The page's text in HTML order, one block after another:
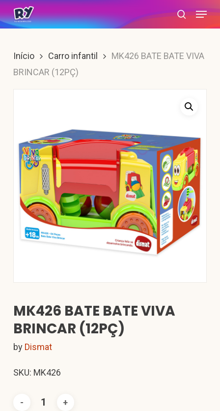
Skip
to
content
search
Menu
Início Carro infantil
MK426 BATE BATE VIVA
BRINCAR (12PÇ)
MK426 BATE BATE VIVA
BRINCAR (12PÇ)
by Dismat
SKU: MK426